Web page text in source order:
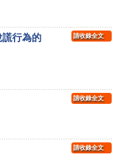
謊行為的
請收錄全文
請收錄全文
請收錄全文